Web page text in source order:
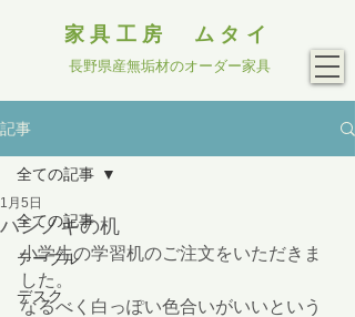
家具工房 ムタイ
長野県産無垢材のオーダー家具
記事
全ての記事
テーブル
デスク
全ての記事
ハンノキの机
1月5日
小学生の学習机のご注文をいただきま
した。
なるべく白っぽい色合いがいいという